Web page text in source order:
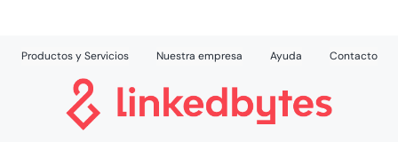
Productos y Servicios Nuestra empresa Ayuda Contacto